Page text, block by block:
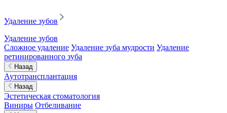
Удаление зубов
Удаление зубов
Сложное удаление Удаление зуба мудрости Удаление
ретинированного зуба
Назад
Аутотрансплантация
Назад
Эстетическая стоматология
Виниры Отбеливание